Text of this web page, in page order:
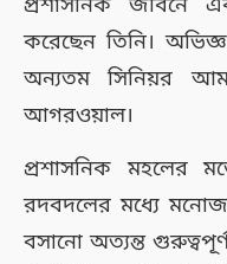
প্রশাসনিক জীবনে
করেছেন তিনি।
অন্যতম সিনিয়র
আগরওয়াল।
প্রশাসনিক মহলের
রদবদলের মধ্যে
বসানো অত্যন্ত